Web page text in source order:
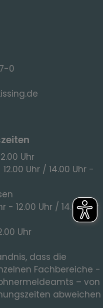
0
Uhr
12.00 Uhr / 14.00 Uhr -
- 12.00 Uhr / 14.00 Uhr
Uhr
dass die
Fachbereiche -
– von
abweichen